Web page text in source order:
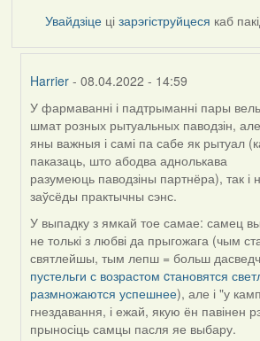
Увайдзіце цізарэгіструйцеся каб
Harrier - 08.04.2022 - 14:59
In
reply
to
by
Estydaven
У фармаванні і падтрыманні пары
шмат розных рытуальных паводзін, але
яны важныя і самі па сабе як рытуал
паказаць, што абодва аднолькава
разумеюць паводзіны партнёра), так і
заўсёды практычны сэнс.
У выпадку з ямкай тое самае: самец
не толькі з любві да прыгожага (чым
святлейшы, тым лепш = больш
пустельги с возрастом cтановятся
размножаются успешнее), але і "у
гнездавання, і ежай, якую ён павінен
прыносіць самцы пасля яе выбару.